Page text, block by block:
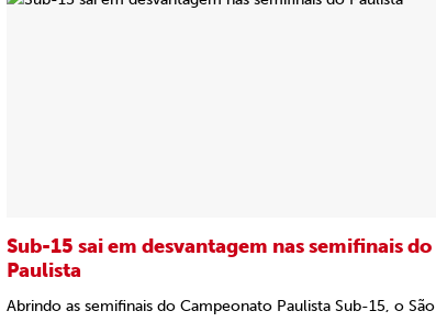
Sub-15 sai em desvantagem nas semifinais do
Paulista
Abrindo as semifinais do Campeonato Paulista Sub-15, o São